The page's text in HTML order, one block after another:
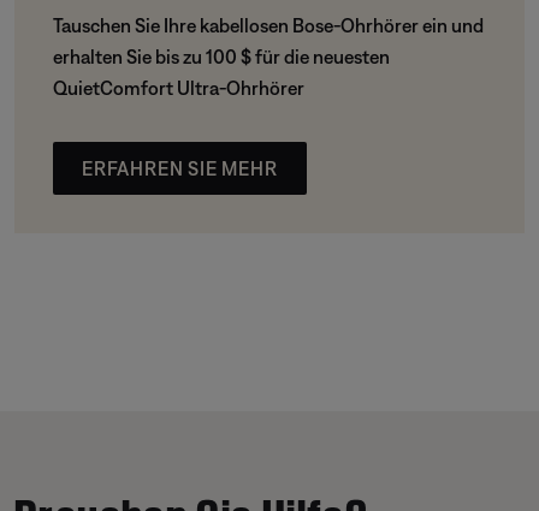
Tauschen Sie Ihre kabellosen Bose-Ohrhörer ein und
erhalten Sie bis zu 100 $ für die neuesten
QuietComfort Ultra-Ohrhörer
ERFAHREN SIE MEHR